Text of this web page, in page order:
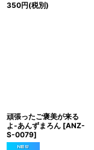
350円(税別)
頑張ったご褒美が来る
よ-あんずまろん [ANZ-
S-0079]